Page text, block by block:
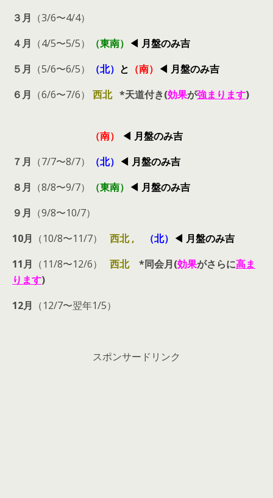
３月 （3/6〜4/4）
４月 （4/5〜5/5） （東南） ◀︎ 月盤のみ吉
５月 （5/6〜6/5） （北） と （南） ◀︎ 月盤のみ吉
６月 （6/6〜7/6） 西北*天道付き(効果が強まります)
（南）
◀︎ 月盤のみ吉
７月 （7/7〜8/7） （北） ◀︎ 月盤のみ吉
８月 （8/8〜9/7） （東南） ◀︎ 月盤のみ吉
９月 （9/8〜10/7）
10月 （10/8〜11/7） 西北 , （北） ◀︎ 月盤のみ吉
11月 （11/8〜12/6） 西北*同会月(効果がさらに高ま
ります)
12月 （12/7〜翌年1/5）
スポンサードリンク